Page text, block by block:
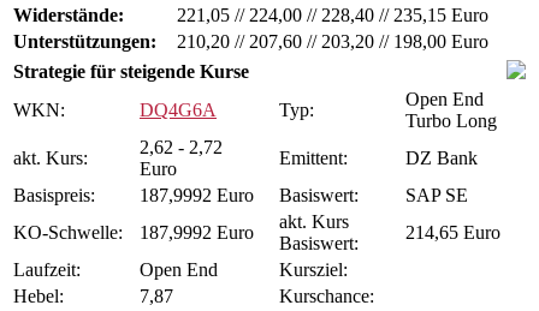
Widerstände: 221,05 //224,00 //228,40 //235,15 Euro
Unterstützungen:
210,20 //207,60 //203,20 //198,00 Euro
Strategie für steigende Kurse
WKN:
DQ4G6A Typ:
Open End
Turbo Long
akt. Kurs:
2,62 - 2,72
Euro
Emittent:
DZ Bank
Basispreis:
187,9992 Euro Basiswert:
SAP SE
KO-Schwelle:
187,9992 Euro
akt. Kurs
Basiswert:
214,65 Euro
Laufzeit:
Open End
Kursziel:
Hebel:
7,87
Kurschance: